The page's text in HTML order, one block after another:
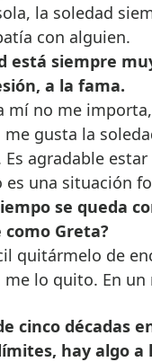
la soledad
con alguien.
está siempre
a la fama.
mí no me
me gusta la
Es agradable estar
es una situación
se queda
Greta?
quitármelo de
me lo quito. En
cinco décadas
hay algo a